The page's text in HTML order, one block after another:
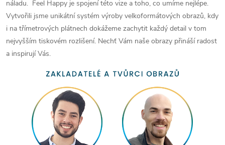
náladu. Feel Happy je spojení této vize a toho, co umíme nejlépe.
Vytvořili jsme unikátní systém výroby velkoformátových obrazů, kdy
i na třímetrových plátnech dokážeme zachytit každý detail v tom
nejvyšším tiskovém rozlišení. Nechť Vám naše obrazy přináší radost
a inspirují Vás.